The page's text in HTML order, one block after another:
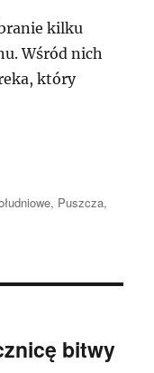
kilku
Wśród nich
który
, Puszcza,
bitwy